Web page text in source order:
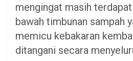
mengingat masih
bawah timbunan sampah
memicu kebakaran
ditangani secara